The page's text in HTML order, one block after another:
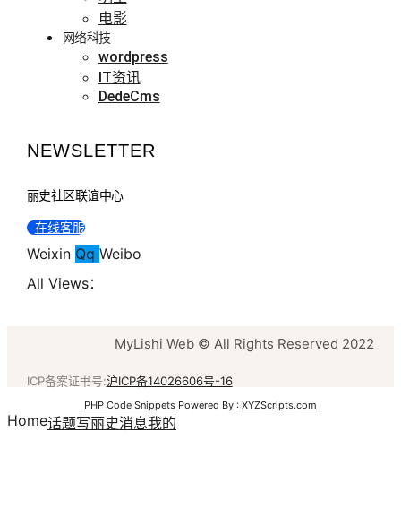
电影
网络科技
wordpress
IT资讯
DedeCms
NEWSLETTER
丽史社区联谊中心
在线客服
Weixin Qq Weibo
All Views：
MyLishi Web © All Rights Reserved 2022
ICP备案证书号:沪ICP备14026606号-16
PHP Code Snippets Powered By : XYZScripts.com
Home话题写丽史消息我的